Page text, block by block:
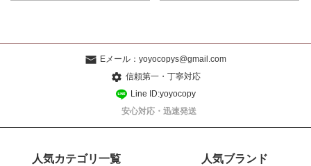
Eメール： yoyocopys@gmail.com
信頼第一・丁寧対応
Line ID:yoyocopy
安心対応・迅速発送
人気カテゴリ一覧 人気ブランド